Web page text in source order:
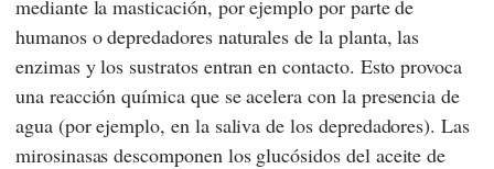
mediante la masticación, por ejemplo por parte de
humanos o depredadores naturales de la planta, las
enzimas y los sustratos entran en contacto. Esto provoca
una reacción química que se acelera con la presencia de
agua (por ejemplo, en la saliva de los depredadores). Las
mirosinasas descomponen los glucósidos del aceite de